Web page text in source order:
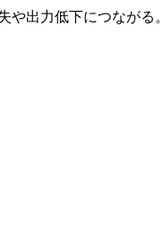
や出力低下につながる。